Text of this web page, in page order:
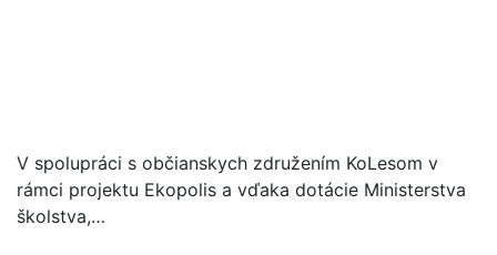
V spolupráci s občianskych združením KoLesom v
rámci projektu Ekopolis a vďaka dotácie Ministerstva
školstva,…